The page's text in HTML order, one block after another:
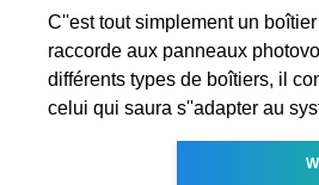
C''est tout simplement un
raccorde aux panneaux
différents types de boîtiers, il
celui qui saura s''adapter au